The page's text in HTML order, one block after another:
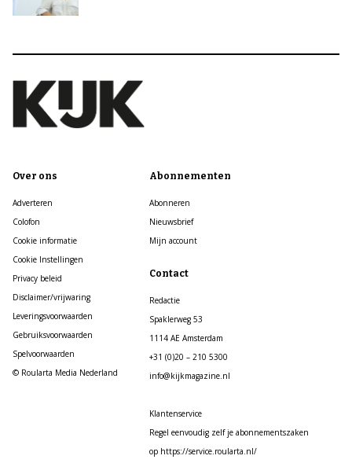
Over ons
Adverteren
Colofon
Cookie informatie
Cookie Instellingen
Privacy beleid
Disclaimer/vrijwaring
Leveringsvoorwaarden
Gebruiksvoorwaarden
Spelvoorwaarden
© Roularta Media Nederland
Abonnementen
Abonneren
Nieuwsbrief
Mijn account
Contact
Redactie
Spaklerweg 53
1114 AE Amsterdam
+31 (0)20 – 210 5300
info@kijkmagazine.nl
Klantenservice
Regel eenvoudig zelf je abonnementszaken
op https://service.roularta.nl/